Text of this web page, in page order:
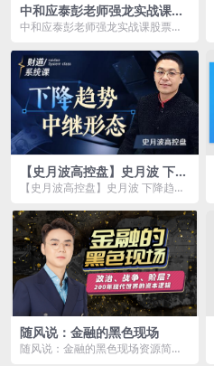
中和应泰彭老师强龙实战课股
票交易课程+强龙班强龙技术
中和应泰彭老师强龙实战课股票交
-...
【史月波高控盘】史月波 下降
趋势中继形态 共12讲
【史月波高控盘】史月波 下降趋势
程...
随风说：金融的黑色现场
随风说：金融的黑色现场资源简